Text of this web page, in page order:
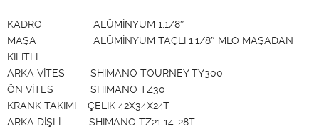
KADRO ALÜMİNYUM 1.1/8″
MAŞA ALÜMİNYUM TAÇLI 1.1/8″ MLO MAŞADAN
KİLİTLİ
ARKA VİTES SHIMANO TOURNEY TY300
ÖN VİTES SHIMANO TZ30
KRANK TAKIMI ÇELİK 42X34X24T
ARKA DİŞLİ SHIMANO TZ21 14-28T